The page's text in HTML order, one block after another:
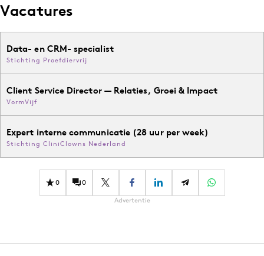
Vacatures
Data- en CRM- specialist
Stichting Proefdiervrij
Client Service Director — Relaties, Groei & Impact
VormVijf
Expert interne communicatie (28 uur per week)
Stichting CliniClowns Nederland
0 0
Advertentie